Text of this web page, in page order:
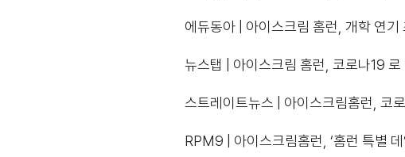
에듀동아 | 아이스크림 홈런, 개학 연기
뉴스탭 | 아이스크림 홈런, 코로나19
스트레이트뉴스 | 아이스크림홈런, 코
RPM9 | 아이스크림홈런, ‘홈런 특별 데